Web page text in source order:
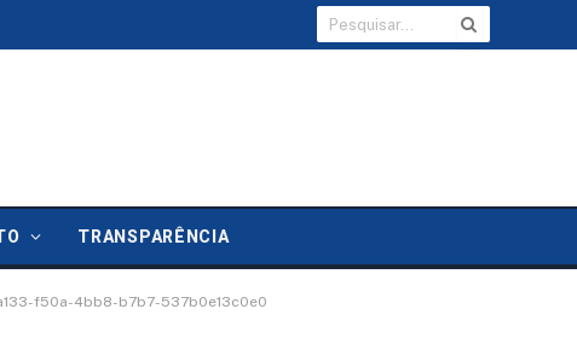
TRANSPARÊNCIA
f50a-4bb8-b7b7-537b0e13c0e0